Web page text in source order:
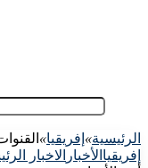
الرئيسية» إفريقيا»
إفريقيا الأخبار الاخبار